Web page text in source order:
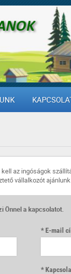
az ingóságok
vállalkozót
Önnel a kapcsolatot.
E-mail